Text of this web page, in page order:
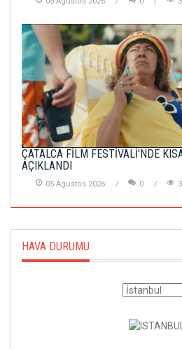
ÇATALCA FİLM FESTİVALİ'NDE
AÇIKLANDI
05 Agustos 2026 0
HAVA DURUMU